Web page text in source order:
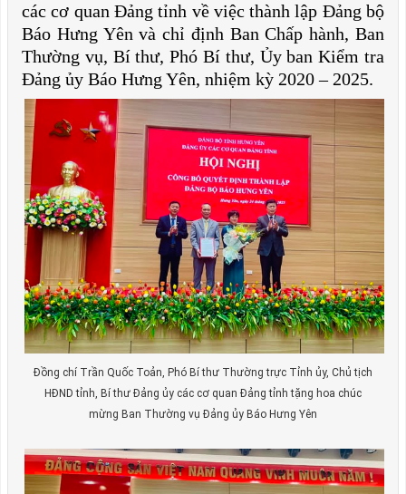
các cơ quan Đảng tỉnh về việc thành lập Đảng bộ
Báo Hưng Yên và chỉ định Ban Chấp hành, Ban
Thường vụ, Bí thư, Phó Bí thư, Ủy ban Kiểm tra
Đảng ủy Báo Hưng Yên, nhiệm kỳ 2020 – 2025.
Đồng chí Trần Quốc Toản, Phó Bí thư Thường trực Tỉnh ủy, Chủ tịch
HĐND tỉnh, Bí thư Đảng ủy các cơ quan Đảng tỉnh tặng hoa chúc
mừng Ban Thường vụ Đảng ủy Báo Hưng Yên